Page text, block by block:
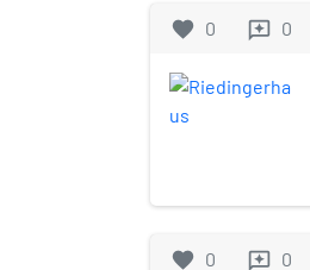
favorite 0 reviews 0
favorite 0 reviews 0